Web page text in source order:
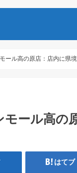
ール高の原店：店内に県
モール高の
はてブ